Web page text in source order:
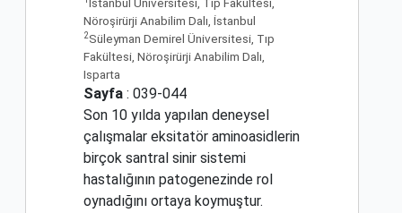
İstanbul Üniversitesi, Tıp Fakültesi,
Nöroşirürji Anabilim Dalı, İstanbul
2Süleyman Demirel Üniversitesi, Tıp
Fakültesi, Nöroşirürji Anabilim Dalı,
Isparta
Sayfa : 039-044
Son 10 yılda yapılan deneysel
çalışmalar eksitatör aminoasidlerin
birçok santral sinir sistemi
hastalığının patogenezinde rol
oynadığını ortaya koymuştur.